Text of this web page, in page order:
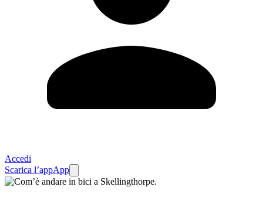
Accedi
Scarica l’appApp